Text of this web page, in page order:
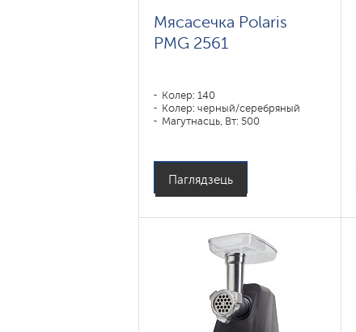
Мясасечка Polaris
PMG 2561
Колер: 140
Колер: черный/серебряный
Магутнасць, Вт: 500
Паглядзець